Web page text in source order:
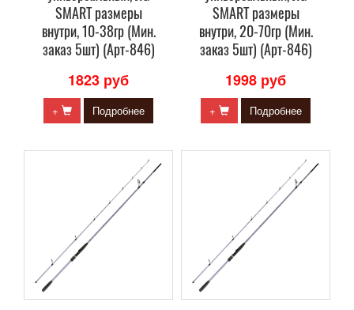
SMART размеры
внутри, 10-38гр (Мин.
заказ 5шт) (Арт-846)
1823 руб
+ Подробнее
SMART размеры
внутри, 20-70гр (Мин.
заказ 5шт) (Арт-846)
1998 руб
+ Подробнее